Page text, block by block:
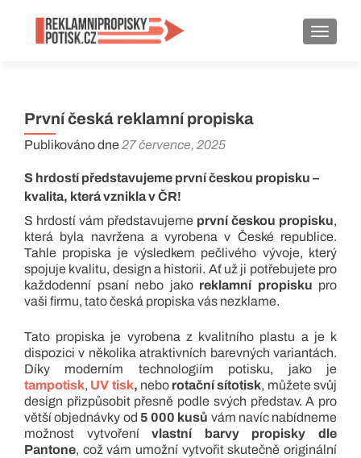
První česká reklamní propiska
Publikováno dne 27 července, 2025
S hrdostí představujeme první českou propisku –
kvalita, která vznikla v ČR!
S hrdostí vám představujeme první českou propisku,
která byla navržena a vyrobena v České republice.
Tahle propiska je výsledkem pečlivého vývoje, který
spojuje kvalitu, design a historii. Ať už ji potřebujete pro
každodenní psaní nebo jako reklamní propisku pro
vaši firmu, tato česká propiska vás nezklame.
Tato propiska je vyrobena z kvalitního plastu a je k
dispozici v několika atraktivních barevných variantách.
Díky moderním technologiím potisku, jako je
tampotisk, UV tisk, neborotační sítotisk, můžete svůj
design přizpůsobit přesně podle svých představ. A pro
větší objednávky od 5 000 kusů vám navíc nabídneme
možnost vytvořenívlastní barvy propisky dle
Pantone, což vám umožní vytvořit skutečně originální